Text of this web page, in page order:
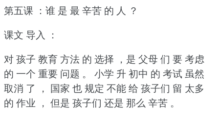
第五课 ：谁 是 最 辛苦 的 人 ？
课文 导入 ：
对 孩子 教育 方法 的 选择 ，是 父母 们 要 考虑
的 一个 重要 问题 。
小学 升 初中 的 考试 虽然
取消 了 ， 国家 也 规定 不能 给 孩子们 留 太多
的 作业 ， 但是 孩子们 还是 那么 辛苦 。